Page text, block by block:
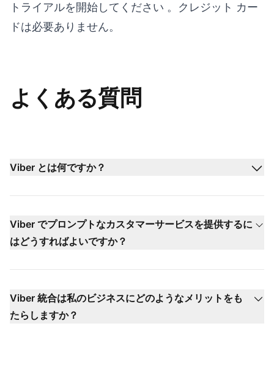
トライアルを開始してください 。クレジット カー
ドは必要ありません。
よくある質問
Viber とは何ですか？
Viber でプロンプトなカスタマーサービスを提供するに
はどうすればよいですか？
Viber 統合は私のビジネスにどのようなメリットをも
たらしますか？